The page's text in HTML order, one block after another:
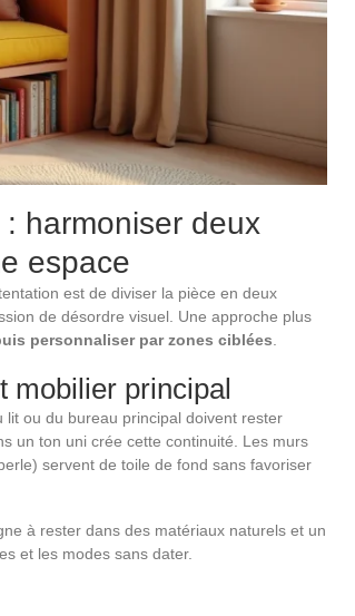
harmoniser deux
espace
est de diviser la pièce en deux
de désordre visuel. Une approche plus
personnaliser par zones ciblées.
mobilier principal
ou du bureau principal doivent rester
un ton uni crée cette continuité. Les murs
servent de toile de fond sans favoriser
à rester dans des matériaux naturels et un
et les modes sans dater.